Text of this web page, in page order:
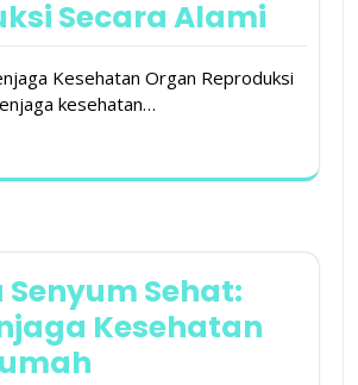
Secara Alami
Kesehatan Organ Reproduksi
kesehatan…
Senyum Sehat:
Kesehatan